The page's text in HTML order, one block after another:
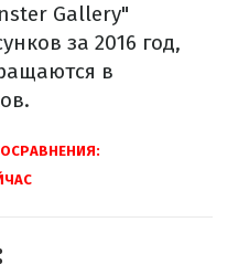
Gallery"
за 2016 год,
в